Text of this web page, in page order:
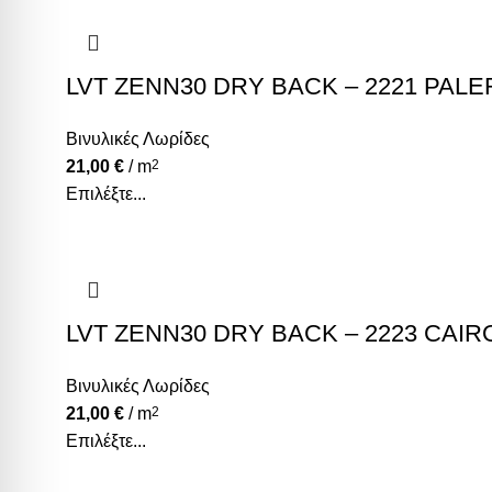
LVT ZENN30 DRY BACK – 2221
Βινυλικές Λωρίδες
21,00 € / m2
Επιλέξτε...
LVT ZENN30 DRY BACK – 2223
Βινυλικές Λωρίδες
21,00 € / m2
Επιλέξτε...